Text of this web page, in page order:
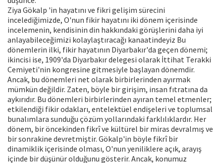
Ziya Gökalp 'in hayatını ve fikri gelişim sürecini
incelediğimizde, O'nun fikir hayatını iki dönem içerisinde
incelemenin, kendisinin din hakkındaki görüşlerini daha iyi
anlayabileceğimizi kolaylaştıracağı kanaatindeyiz Bu
dönemlerin ilki, fikir hayatının Diyarbakır'da geçen dönemi;
ikincisi ise, 1909'da Diyarbakır delegesi olarak İttihat Terakki
Cemiyeti'nin kongresine gitmesiyle başlayan dönemdir.
Ancak, bu dönemleri net olarak birbirlerinden ayırmak
mümkün değildir. Zaten, böyle bir girişim, insan fıtratına da
aykırıdır. Bu dönemleri birbirlerinden ayıran temel etmenler;
etkilendiği fikir odakları, entelektüel endişeleri ve toplumsal
bunalımlara sunduğu çözüm yollarındaki farklılıklardır. Her
dönem, bir öncekinden fikrî ve kültürel bir miras devralmış ve
bir sonrakine devretmiştir. Gökalp'in böyle fikrî bir
dinamiklik içerisinde olması, O'nun yeniliklere açık, arayış
içinde bir düşünür olduğunu gösterir. Ancak, konumuz